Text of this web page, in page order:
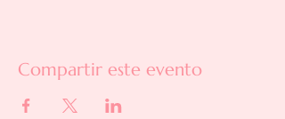
Compartir este evento